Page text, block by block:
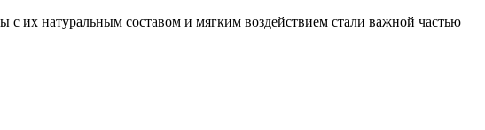
их натуральным составом и мягким воздействием стали важной частью